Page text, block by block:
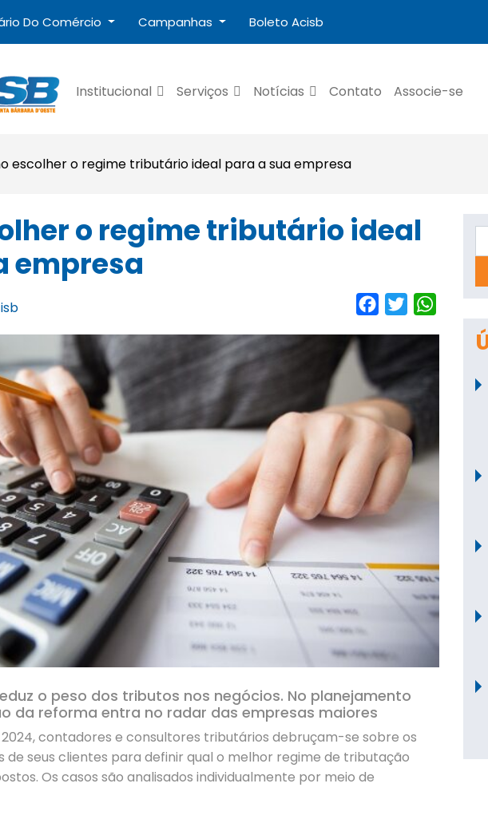
Do Comércio Campanhas Boleto Acisb
Institucional Serviços Notícias Contato Associe-se
escolher o regime tributário ideal para a sua empresa
o regime tributário ideal
empresa
Facebook
Twitter
o peso dos tributos nos negócios. No planejamento
da reforma entra no radar das empresas maiores
contadores e consultores tributários debruçam-se sobre os
de seus clientes para definir qual o melhor regime de tributação
Os casos são analisados individualmente por meio de